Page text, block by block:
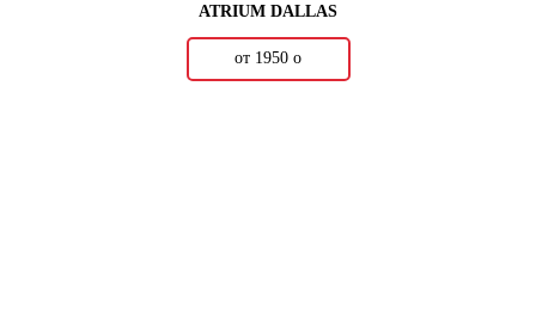
ATRIUM DALLAS
от 1950 о